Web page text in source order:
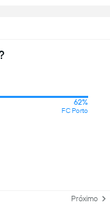
62%
FC Porto
Próximo